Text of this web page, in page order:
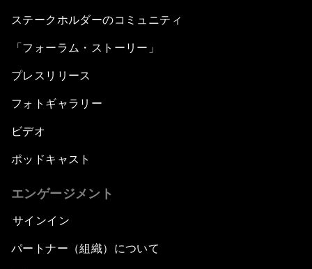
ステークホルダーのコミュニティ
「フォーラム・ストーリー」
プレスリリース
フォトギャラリー
ビデオ
ポッドキャスト
エンゲージメント
サインイン
パートナー（組織）について